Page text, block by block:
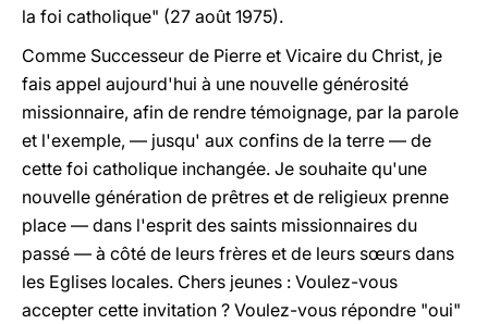
la foi catholique" (27 août 1975).
Comme Successeur de Pierre et Vicaire du Christ, je
fais appel aujourd'hui à une nouvelle générosité
missionnaire, afin de rendre témoignage, par la parole
et l'exemple, — jusqu' aux confins de la terre — de
cette foi catholique inchangée. Je souhaite qu'une
nouvelle génération de prêtres et de religieux prenne
place — dans l'esprit des saints missionnaires du
passé — à côté de leurs frères et de leurs sœurs dans
les Eglises locales. Chers jeunes : Voulez-vous
accepter cette invitation ? Voulez-vous répondre "oui"